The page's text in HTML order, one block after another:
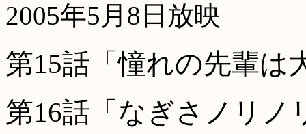
2005年5月8日放映
第15話「憧れの先輩は
第16話「なぎさノリノ